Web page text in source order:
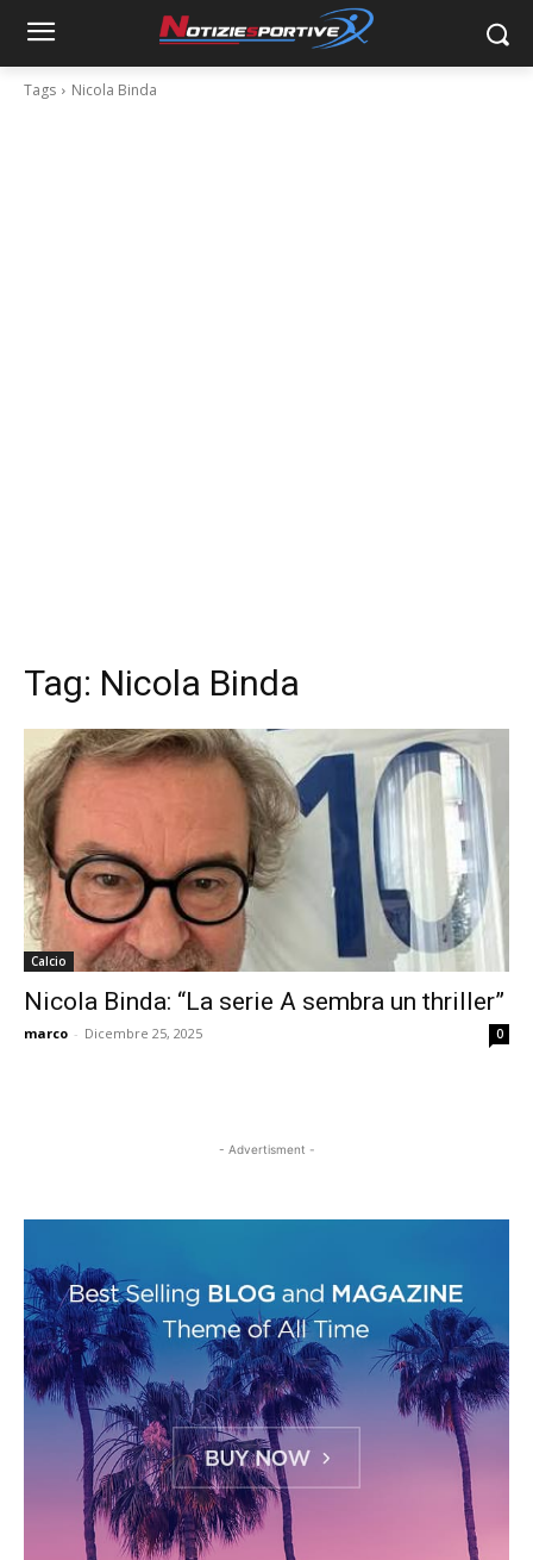
Tags Nicola Binda
Tag: Nicola Binda
Calcio
Nicola Binda: “La serie A sembra un thriller”
marco - Dicembre 25, 2025 0
- Advertisment -